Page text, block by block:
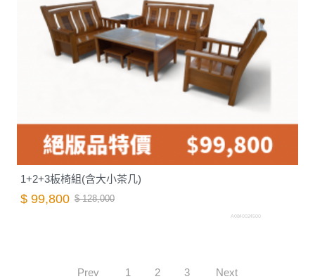
1+2+3板椅組(含大小茶几)
$ 99,800 $ 128,000
A0840024500
Prev 1 2 3 Next